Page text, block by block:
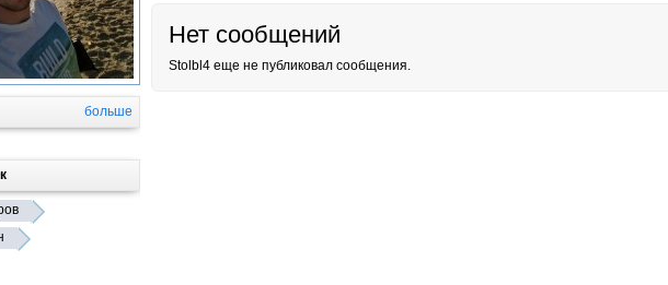
больше
Нет сообщений
Stolbl4 еще не публиковал сообщения.